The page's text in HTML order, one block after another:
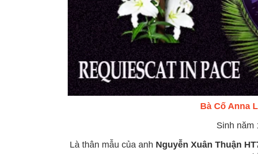
Bà Cố Anna
Sinh năm
Là thân mẫu của anh Nguyễn Xuân Thuận